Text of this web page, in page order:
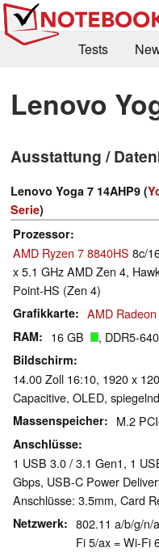
Tests
Kaufberatung
Deals
Forum
Lenovo
Ausstattung /
Lenovo Yoga 7 14AHP9 (
Serie)
Prozessor
AMD Ryzen 7 8840HS 8c/
x 5.1 GHz AMD Zen 4,
Point-HS (Zen 4)
Grafikkarte AMD
RAM 16 GB , DDR5-
Bildschirm
14.00 Zoll 16:10, 1920 x
Capacitive, OLED,
Massenspeicher M.2
Anschlüsse
1 USB 3.0 / 3.1 Gen1, 1
Gbps, USB-C Power
Anschlüsse: 3.5mm, Card
Netzwerk
802.11 a/b/g/n/
Fi 5/ax = Wi-Fi